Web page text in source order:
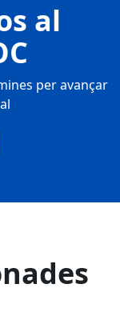
al
per avançar